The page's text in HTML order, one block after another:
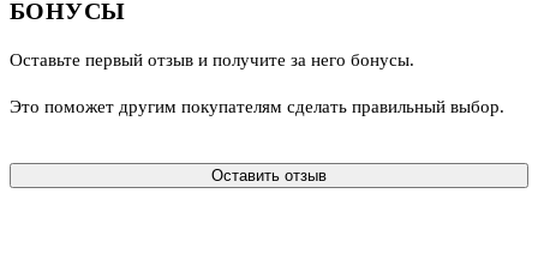
БОНУСЫ
Оставьте первый отзыв и получите за него бонусы.
Это поможет другим покупателям сделать правильный выбор.
Оставить отзыв